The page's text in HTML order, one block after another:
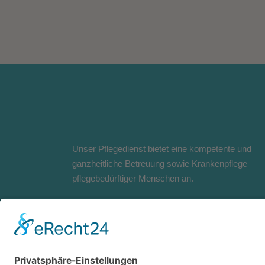
Unser Pflegedienst bietet eine kompetente und
ganzheitliche Betreuung sowie Krankenpflege
pflegebedürftiger Menschen an.